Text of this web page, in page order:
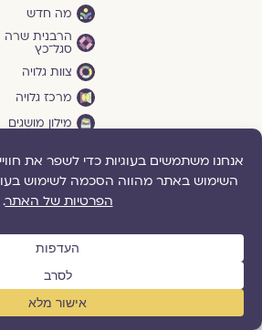
מה חדש
הרבנית שרה
סגל־כץ
צוות גלויה
מרכז גלויה
מילון מושגים
חיי הרווקות
חיי הנישואים
תהיו בקשר
דברו איתנו
תמכו בנו
הציעו לנו תוכן